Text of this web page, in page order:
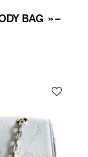
BAG » –